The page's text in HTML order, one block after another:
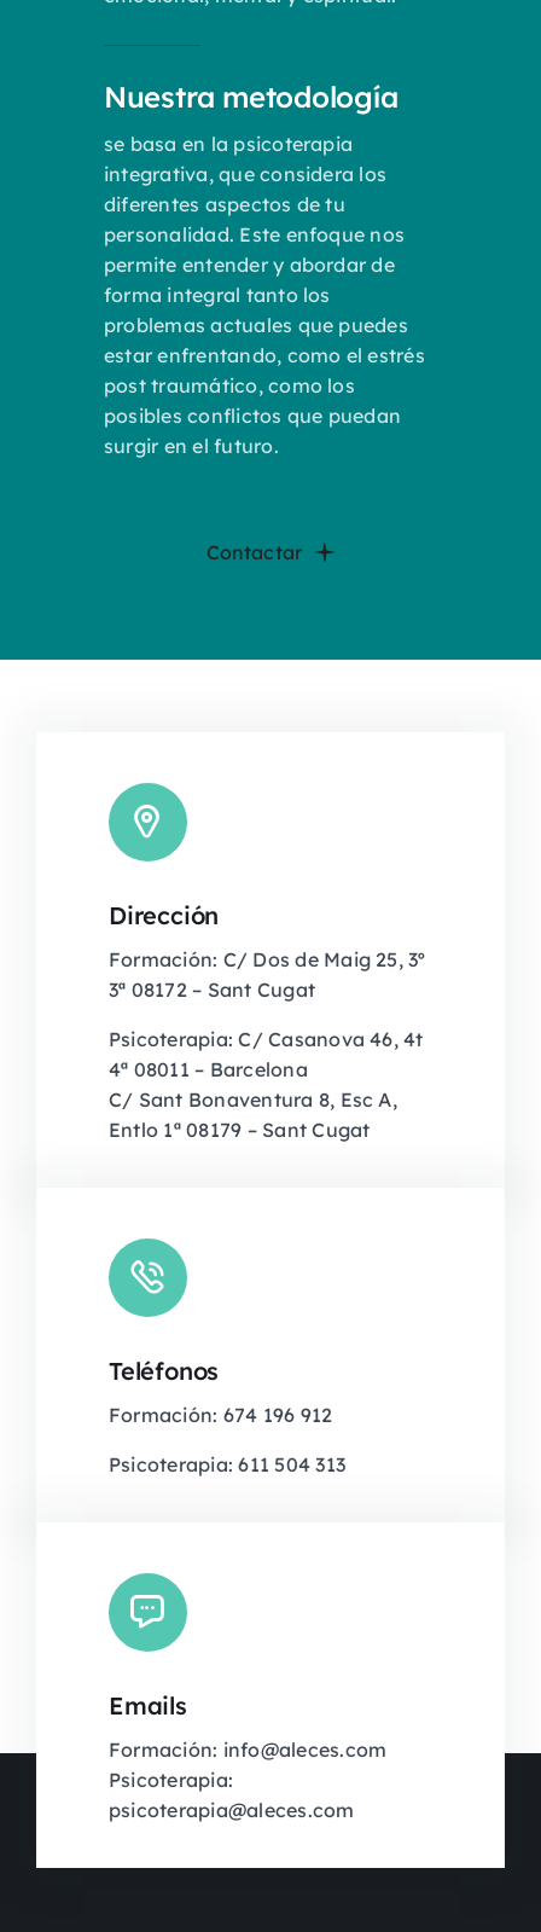
Nuestra metodología
se basa en la psicoterapia
integrativa, que considera los
diferentes aspectos de tu
personalidad. Este enfoque nos
permite entender y abordar de
forma integral tanto los
problemas actuales que puedes
estar enfrentando, como el estrés
post traumático, como los
posibles conflictos que puedan
surgir en el futuro.
Contactar
Dirección
Formación: C/ Dos de Maig 25, 3º
3ª 08172 – Sant Cugat
Psicoterapia: C/ Casanova 46, 4t
4ª 08011 – Barcelona
C/ Sant Bonaventura 8, Esc A,
Entlo 1ª 08179 – Sant Cugat
Teléfonos
Formación: 674 196 912
Psicoterapia: 611 504 313
Emails
Formación: info@aleces.com
Psicoterapia:
psicoterapia@aleces.com